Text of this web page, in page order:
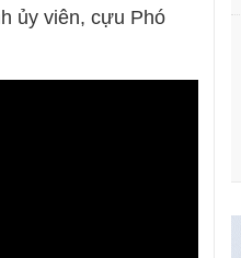
ủy viên, cựu Phó